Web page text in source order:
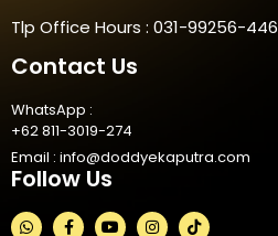
Tlp Office Hours : 031-99256-446
Contact Us
WhatsApp :
+62 811-3019-274
Email : info@doddyekaputra.com
Follow Us